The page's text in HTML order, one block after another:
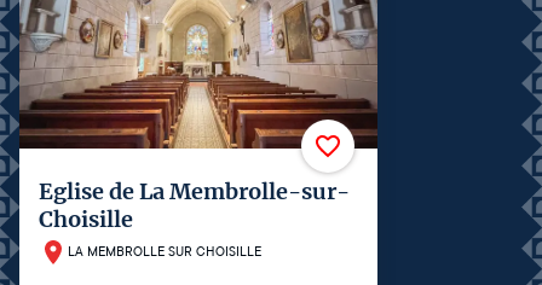
Eglise de La Membrolle-sur-
Choisille
LA MEMBROLLE SUR CHOISILLE